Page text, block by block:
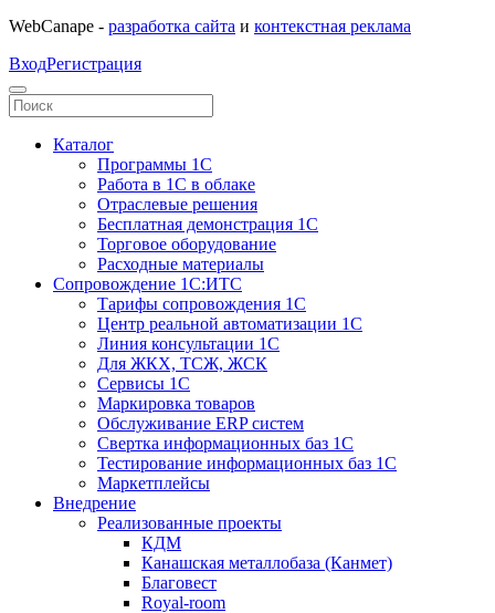
WebCanape - разработка сайта и контекстная реклама
ВходРегистрация
Каталог
Программы 1С
Работа в 1С в облаке
Отраслевые решения
Бесплатная демонстрация 1С
Торговое оборудование
Расходные материалы
Сопровождение 1С:ИТС
Тарифы сопровождения 1С
Центр реальной автоматизации 1С
Линия консультации 1С
Для ЖКХ, ТСЖ, ЖСК
Сервисы 1С
Маркировка товаров
Обслуживание ERP систем
Свертка информационных баз 1С
Тестирование информационных баз 1С
Маркетплейсы
Внедрение
Реализованные проекты
КДМ
Канашская металлобаза (Канмет)
Благовест
Royal-room